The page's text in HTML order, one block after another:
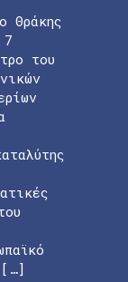
Θράκης
του
[…]